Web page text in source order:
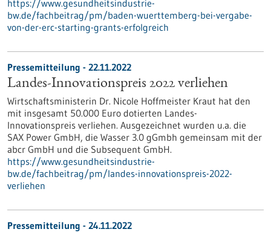
https://www.gesundheitsindustrie-
bw.de/fachbeitrag/pm/baden-wuerttemberg-bei-vergabe-
von-der-erc-starting-grants-erfolgreich
Pressemitteilung - 22.11.2022
Landes-Innovationspreis 2022 verliehen
Wirtschaftsministerin Dr. Nicole Hoffmeister Kraut hat den
mit insgesamt 50.000 Euro dotierten Landes-
Innovationspreis verliehen. Ausgezeichnet wurden u.a. die
SAX Power GmbH, die Wasser 3.0 gGmbh gemeinsam mit der
abcr GmbH und die Subsequent GmbH.
https://www.gesundheitsindustrie-
bw.de/fachbeitrag/pm/landes-innovationspreis-2022-
verliehen
Pressemitteilung - 24.11.2022